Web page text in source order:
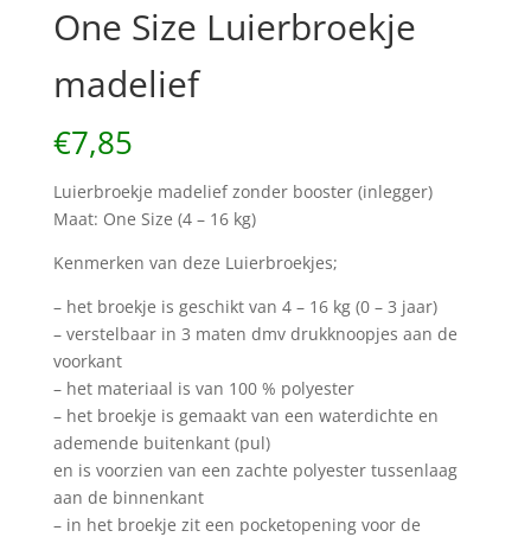
One Size Luierbroekje
madelief
€7,85
Luierbroekje madelief zonder booster (inlegger)
Maat: One Size (4 – 16 kg)
Kenmerken van deze Luierbroekjes;
– het broekje is geschikt van 4 – 16 kg (0 – 3 jaar)
– verstelbaar in 3 maten dmv drukknoopjes aan de
voorkant
– het materiaal is van 100 % polyester
– het broekje is gemaakt van een waterdichte en
ademende buitenkant (pul)
en is voorzien van een zachte polyester tussenlaag
aan de binnenkant
– in het broekje zit een pocketopening voor de